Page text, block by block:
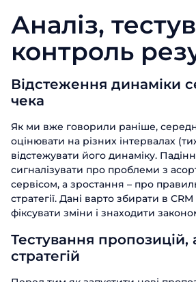
Аналіз,
контроль
Відстеження динаміки
чека
Як ми вже говорили раніше,
оцінювати на різних інтервалах
відстежувати його динаміку.
сигналізувати про проблеми з
сервісом, а зростання – про
стратегії. Дані варто збирати в
фіксувати зміни і знаходити
Тестування пропозицій,
стратегій